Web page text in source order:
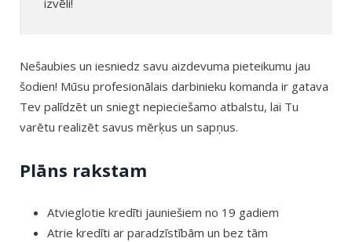
izvēli!
Nešaubies un iesniedz savu aizdevuma pieteikumu jau
šodien! Mūsu profesionālais darbinieku komanda ir gatava
Tev palīdzēt un sniegt nepieciešamo atbalstu, lai Tu
varētu realizēt savus mērķus un sapņus.
Plāns rakstam
Atvieglotie kredīti jauniešiem no 19 gadiem
Atrie kredīti ar paradzīstībām un bez tām